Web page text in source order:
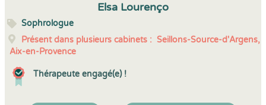
Elsa Lourenço
Sophrologue
Présent dans plusieurs cabinets : Seillons-Source-d'Argens,
Aix-en-Provence
Thérapeute engagé(e) !